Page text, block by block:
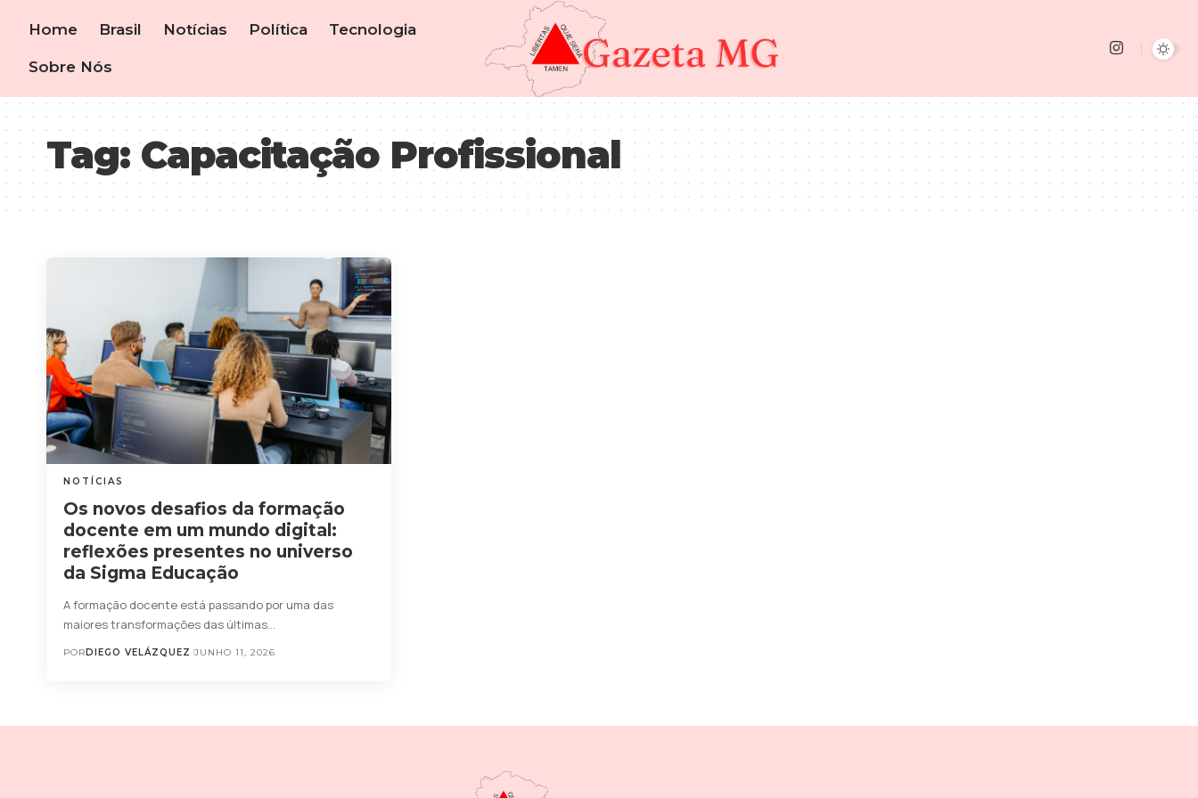
Home Brasil Notícias Política Tecnologia
Sobre Nós
Tag:Capacitação Profissional
NOTÍCIAS
Os novos desafios da formação
docente em um mundo digital:
reflexões presentes no universo
da Sigma Educação
A formação docente está passando por uma das
maiores transformações das últimas…
PORDIEGO VELÁZQUEZ JUNHO 11, 2026